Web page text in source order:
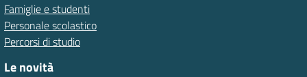
Famiglie e studenti
Personale scolastico
Percorsi di studio
Le novità